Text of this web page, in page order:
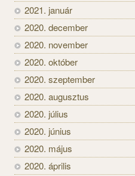
2021. január
2020. december
2020. november
2020. október
2020. szeptember
2020. augusztus
2020. július
2020. június
2020. május
2020. április